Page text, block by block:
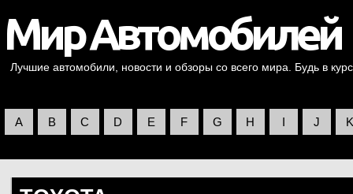
Лучшие автомобили, новости и обзоры со всего мира. Будь в
A B C D E F G H I J K